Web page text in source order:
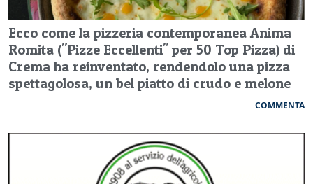
Ecco come la pizzeria contemporanea Anima
Romita ("Pizze Eccellenti" per 50 Top Pizza) di
Crema ha reinventato, rendendolo una pizza
spettagolosa, un bel piatto di crudo e melone
COMMENTA